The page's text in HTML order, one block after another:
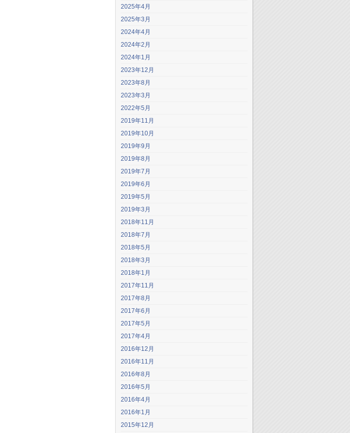
2025年4月
2025年3月
2024年4月
2024年2月
2024年1月
2023年12月
2023年8月
2023年3月
2022年5月
2019年11月
2019年10月
2019年9月
2019年8月
2019年7月
2019年6月
2019年5月
2019年3月
2018年11月
2018年7月
2018年5月
2018年3月
2018年1月
2017年11月
2017年8月
2017年6月
2017年5月
2017年4月
2016年12月
2016年11月
2016年8月
2016年5月
2016年4月
2016年1月
2015年12月